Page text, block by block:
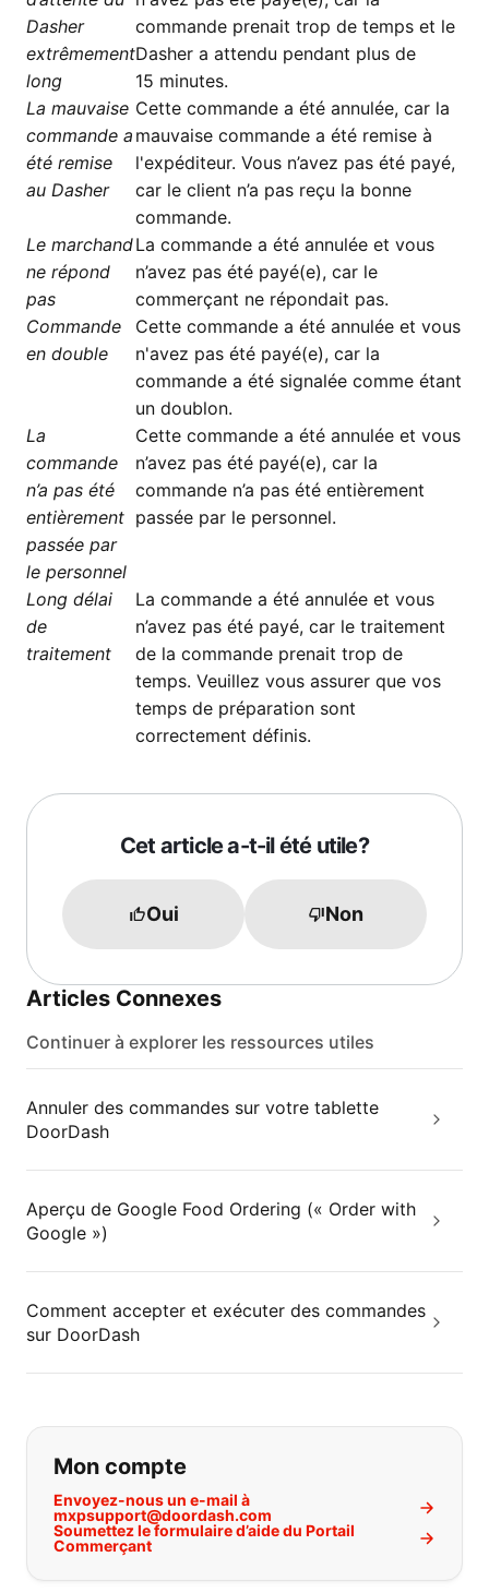
Dasher
extrêmement
long
commande prenait trop de temps et le
Dasher a attendu pendant plus de
15 minutes.
La mauvaise
commande a
été remise
au Dasher
Cette commande a été annulée, car la
mauvaise commande a été remise à
l'expéditeur. Vous n’avez pas été payé,
car le client n’a pas reçu la bonne
commande.
Le marchand
ne répond
pas
La commande a été annulée et vous
n’avez pas été payé(e), car le
commerçant ne répondait pas.
Commande
en double
Cette commande a été annulée et vous
n'avez pas été payé(e), car la
commande a été signalée comme étant
un doublon.
La
commande
n’a pas été
entièrement
passée par
le personnel
Cette commande a été annulée et vous
n’avez pas été payé(e), car la
commande n’a pas été entièrement
passée par le personnel.
Long délai
de
traitement
La commande a été annulée et vous
n’avez pas été payé, car le traitement
de la commande prenait trop de
temps. Veuillez vous assurer que vos
temps de préparation sont
correctement définis.
Cet article a-t-il été utile?
Oui Non
Articles Connexes
Continuer à explorer les ressources utiles
Annuler des commandes sur votre tablette
DoorDash
Aperçu de Google Food Ordering (« Order with
Google »)
Comment accepter et exécuter des commandes
sur DoorDash
Si vous ne trouvez pas ce que vous
Mon compte
Envoyez-nous un e-mail à
mxpsupport@doordash.com
Soumettez le formulaire d’aide du Portail
Commerçant